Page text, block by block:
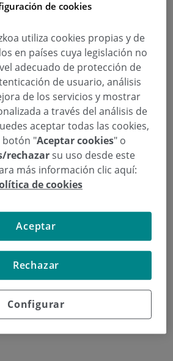
de Policlínica Gipuzkoa,
de Neurología, en
significativo trabajo científico
el último año, con múltiples
publicadas en revistas
de cookies
utiliza cookies propias y de
en países cuya legislación no
adecuado de protección de
de usuario, análisis
de los servicios y mostrar
a través del análisis de
aceptar todas las cookies,
botón "Aceptar cookies" o
rechazarsu uso desde este
más información clic aquí:
de cookies
Configurar
Rechazar
Aceptar